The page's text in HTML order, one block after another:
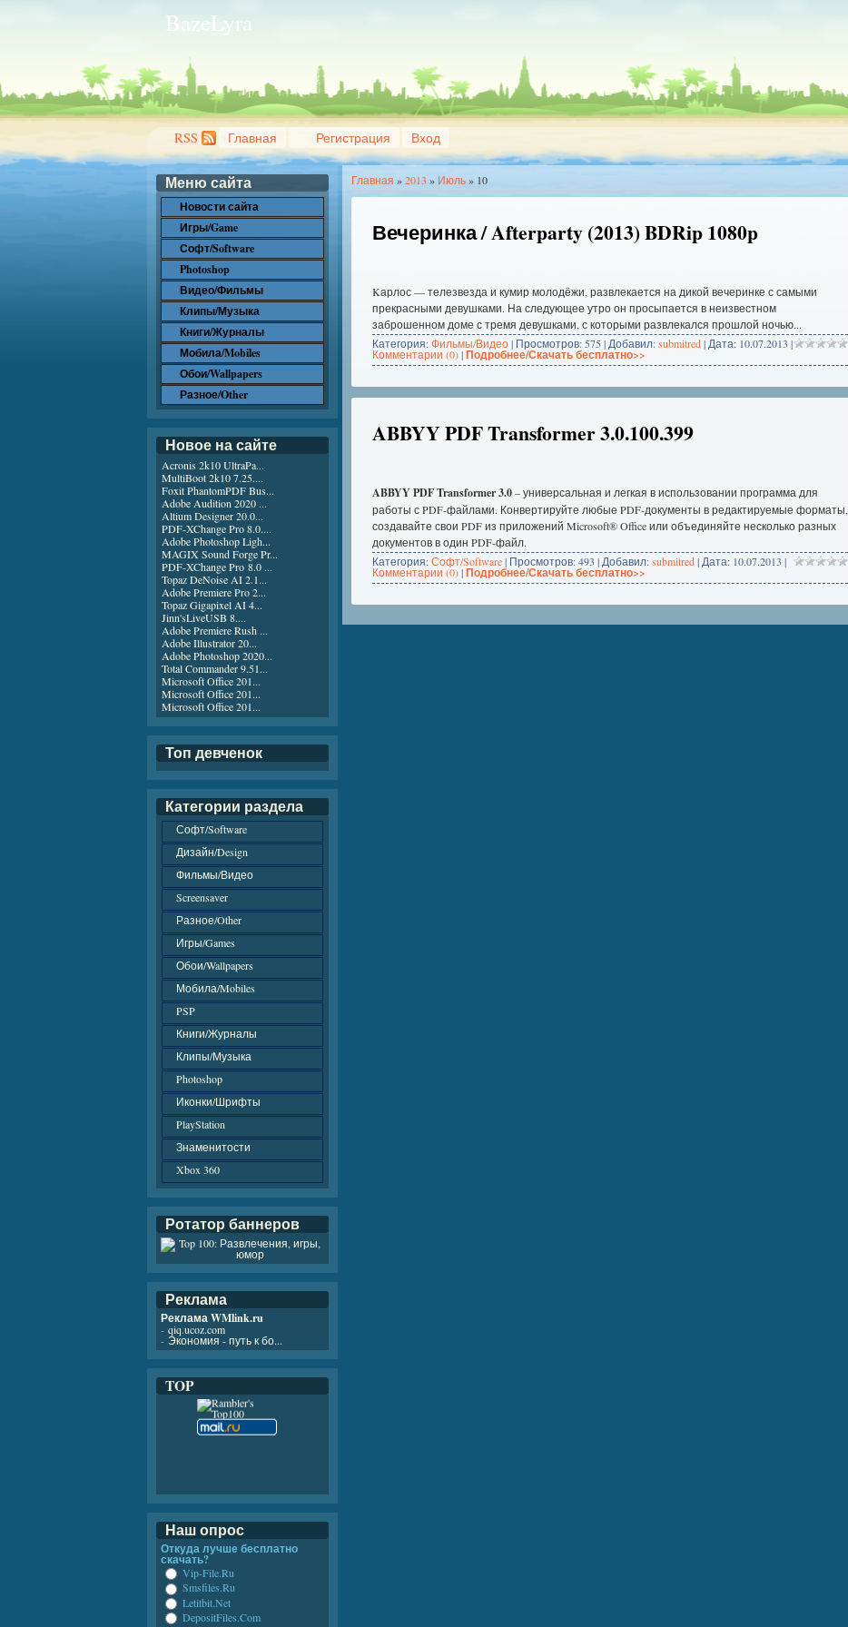
BazeLyra
RSS Главная Регистрация Вход
Главная »2013 » Июль» 10
Вечеринка / Afterparty (2013) BDRip 1080p
Kарлос — телезвезда и кумир молодёжи, развлекается на дикой вечеринке с самыми
прекрасными девушками. На следующее утро он просыпается в неизвестном
заброшенном доме с тремя девушками, с которыми развлекался прошлой ночью...
Категория:Фильмы/Видео| Просмотров: 575 | Добавил:submitred| Дата: 10.07.2013 |
Комментарии (0)|Подробнее/Скачать бесплатно>>
ABBYY PDF Transformer 3.0.100.399
ABBYY PDF Transformer 3.0– универсальная и легкая в использовании программа для
работы с PDF-файлами. Конвертируйте любые PDF-документы в редактируемые форматы,
создавайте свои PDF из приложений Microsoft® Office или объединяйте несколько разных
документов в один PDF-файл.
Категория:Софт/Software| Просмотров: 493 | Добавил:submitred| Дата: 10.07.2013 |
Комментарии (0)|Подробнее/Скачать бесплатно>>
Меню сайта
Новости сайта
Игры/Game
Софт/Software
Photoshop
Видео/Фильмы
Клипы/Музыка
Книги/Журналы
Мобила/Mobiles
Обои/Wallpapers
Разное/Other
Новое на сайте
Acronis 2k10 UltraPa...
MultiBoot 2k10 7.25....
Foxit PhantomPDF Bus...
Adobe Audition 2020 ...
Altium Designer 20.0...
PDF-XChange Pro 8.0....
Adobe Photoshop Ligh...
MAGIX Sound Forge Pr...
PDF-XChange Pro 8.0 ...
Topaz DeNoise AI 2.1...
Adobe Premiere Pro 2...
Topaz Gigapixel AI 4...
Jinn'sLiveUSB 8....
Adobe Premiere Rush ...
Adobe Illustrator 20...
Adobe Photoshop 2020...
Total Commander 9.51...
Microsoft Office 201...
Microsoft Office 201...
Microsoft Office 201...
Топ девченок
Категории раздела
Софт/Software
Дизайн/Design
Фильмы/Видео
Screensaver
Разное/Other
Игры/Games
Обои/Wallpapers
Мобила/Mobiles
PSP
Книги/Журналы
Клипы/Музыка
Photoshop
Иконки/Шрифты
PlayStation
Знаменитости
Xbox 360
Ротатор баннеров
Реклама
Реклама WMlink.ru
- qiq.ucoz.com
- Экономия - путь к бо...
TOP
Наш опрос
Откуда лучше бесплатно
скачать?
Vip-File.Ru
Smsfiles.Ru
Letitbit.Net
DepositFiles.Com